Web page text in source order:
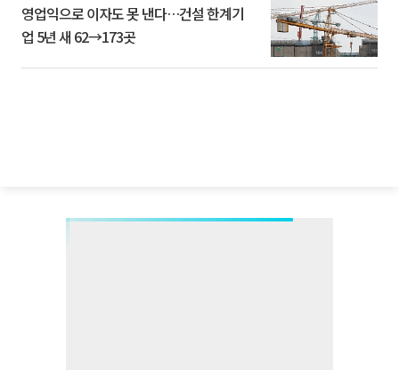
영업익으로 이자도 못 낸다…건설 한계기
업 5년 새 62→173곳